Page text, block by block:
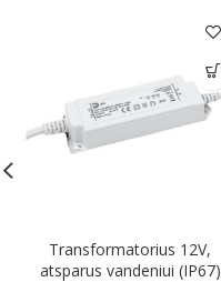
Transformatorius 12V,
atsparus vandeniui (IP67)